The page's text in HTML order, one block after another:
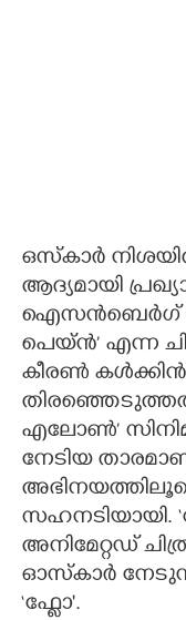
ഒസ്കാർ
ആദ്യമായി
ഐസൻബെർഗ്
പെയ്ൻ’ എന്ന
കീരൺ
എലോൺ’
നേടിയ
സഹനടിയായി.
അനിമേറ്റഡ്
ഓസ്കാർ
‘ഫ്ലോ'.